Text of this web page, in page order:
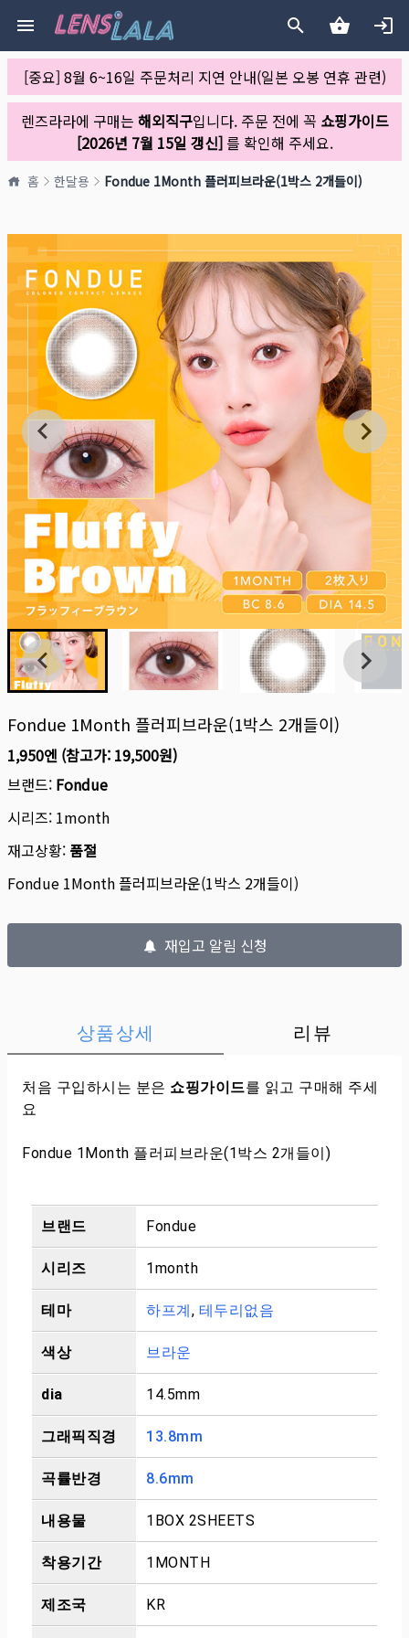
[중요] 8월 6~16일 주문처리 지연 안내(일본 오봉 연휴 관련)
렌즈라라에 구매는 해외직구입니다. 주문 전에 꼭 쇼핑가이드
[2026년 7월 15일 갱신]를 확인해 주세요.
홈 한달용 Fondue 1Month 플러피브라운(1박스 2개들이)
Fondue 1Month 플러피브라운(1박스 2개들이)
1,950엔 (참고가: 19,500원)
브랜드: Fondue
시리즈: 1month
재고상황: 품절
Fondue 1Month 플러피브라운(1박스 2개들이)
재입고 알림 신청
상품상세 리뷰
처음 구입하시는 분은 쇼핑가이드를 읽고 구매해 주세
요
Fondue 1Month 플러피브라운(1박스 2개들이)
브랜드 Fondue
시리즈 1month
테마 하프계, 테두리없음
색상 브라운
dia 14.5mm
그래픽직경 13.8mm
곡률반경 8.6mm
내용물 1BOX 2SHEETS
착용기간 1MONTH
제조국 KR